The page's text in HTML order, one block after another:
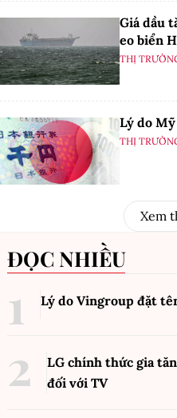
Giá dầu
eo biển
THỊ
Lý do
THỊ
Xem
ĐỌC NHIỀU
Lý do Vingroup đặt
LG chính thức gia
đối với TV